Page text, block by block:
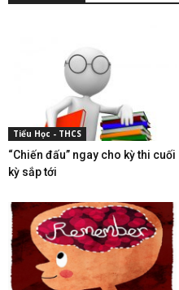
Tiểu Học - THCS
“Chiến đấu” ngay cho kỳ thi cuối
kỳ sắp tới